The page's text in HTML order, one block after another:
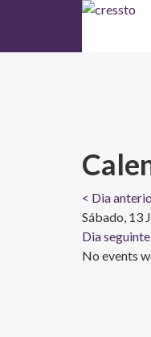
< Dia
Sábado, 13
Dia
No events